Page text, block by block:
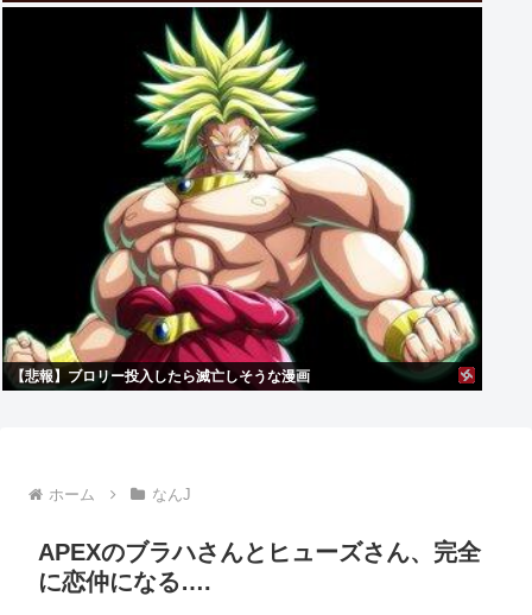
【悲報】ブロリー投入したら滅亡しそうな漫画
ホーム なんJ
APEXのブラハさんとヒューズさん、完全
に恋仲になる….